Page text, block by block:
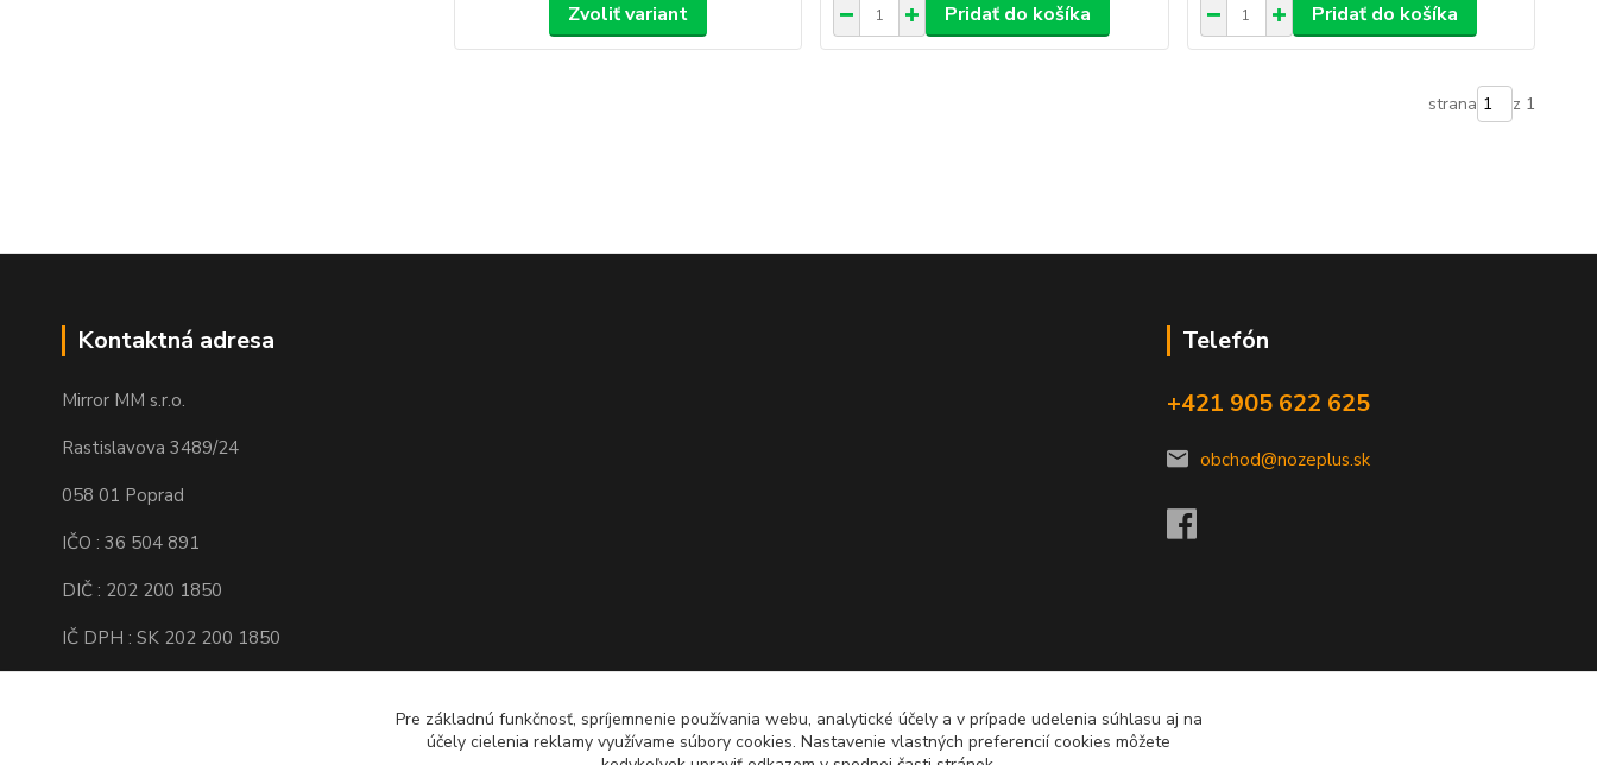
Zvoliť variant Pridať do košíka Pridať do košíka
strana z 1
Kontaktná adresa
Mirror MM s.r.o.
Rastislavova 3489/24
058 01 Poprad
IČO : 36 504 891
DIČ : 202 200 1850
IČ DPH : SK 202 200 1850
Telefón
+421 905 622 625
obchod@nozeplus.sk
Pre základnú funkčnosť, spríjemnenie používania webu, analytické účely a v prípade udelenia súhlasu aj na
účely cielenia reklamy využívame súbory cookies. Nastavenie vlastných preferencií cookies môžete